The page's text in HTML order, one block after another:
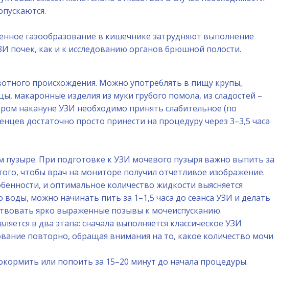
газообразование в кишечнике затрудняют выполнение
почек, как и к исследованию органов брюшной полости.
происхождения. Можно употреблять в пищу крупы,
макаронные изделия из муки грубого помола, из сладостей –
накануне УЗИ необходимо принять слабительное (по
достаточно просто принести на процедуру через 3–3,5 часа
При подготовке к УЗИ мочевого пузыря важно выпить за
чтобы врач на мониторе получил отчетливое изображение.
и оптимальное количество жидкости выясняется
можно начинать пить за 1–1,5 часа до сеанса УЗИ и делать
ярко выраженные позывы к мочеиспусканию.
в два этапа: сначала выполняется классическое УЗИ
повторно, обращая внимания на то, какое количество мочи
или попоить за 15–20 минут до начала процедуры.